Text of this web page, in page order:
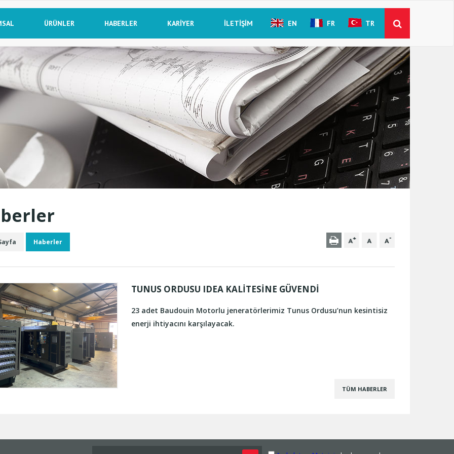
ÜRÜNLER HABERLER KARIYER İLETIŞIM EN FR TR
Haberler
TUNUS ORDUSU IDEA KALİTESİNE GÜVENDİ
23 adet Baudouin Motorlu jeneratörlerimiz Tunus Ordusu’nun kesintisiz
enerji ihtiyacını karşılayacak.
TÜM HABERLER